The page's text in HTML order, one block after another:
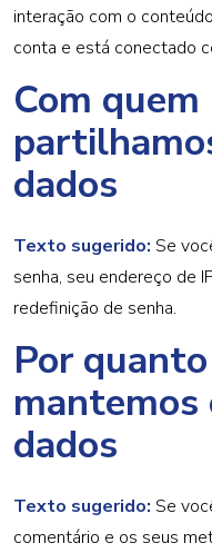
interação com o
conta e está conectado
Com quem
dados
Texto sugerido: Se
senha, seu endereço de
redefinição de senha.
Por
mantemos
dados
Texto sugerido: Se
comentário e os seus